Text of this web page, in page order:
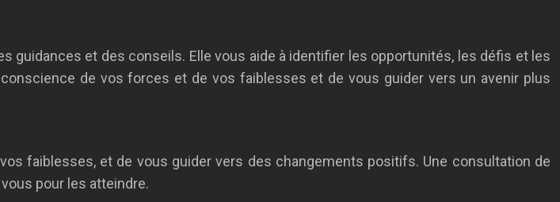
guidances et des conseils. Elle vous aide à identifier les opportunités, les défis et les
de vos forces et de vos faiblesses et de vous guider vers un avenir plus
faiblesses, et de vous guider vers des changements positifs. Une consultation de
pour les atteindre.